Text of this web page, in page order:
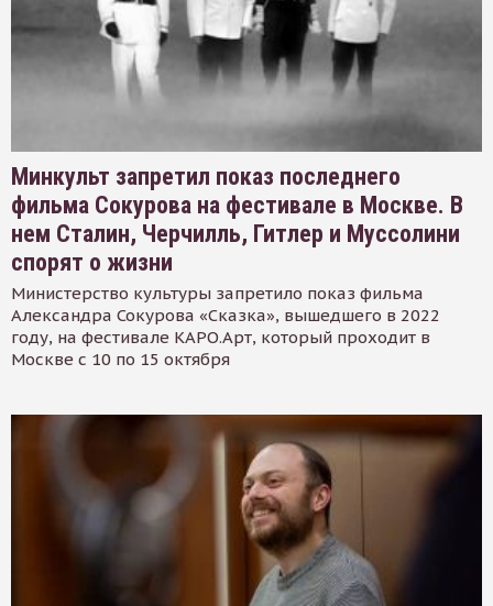
Минкульт запретил показ последнего
фильма Сокурова на фестивале в Москве. В
нем Сталин, Черчилль, Гитлер и Муссолини
спорят о жизни
Министерство культуры запретило показ фильма
Александра Сокурова «Сказка», вышедшего в 2022
году, на фестивале КАРО.Арт, который проходит в
Москве с 10 по 15 октября